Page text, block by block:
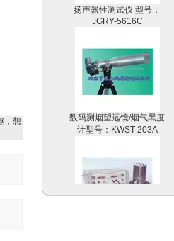
，想
JGRY-5616C
计型号：KWST-203A